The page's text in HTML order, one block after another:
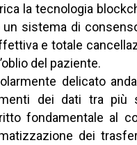
la tecnologia
sistema di
e totale
del paziente.
delicato
dei dati tra più
fondamentale al
dei